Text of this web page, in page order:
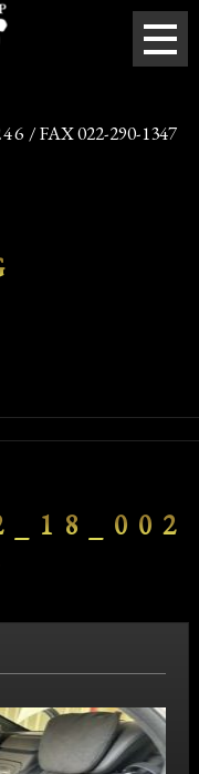
/ FAX 022-290-1347